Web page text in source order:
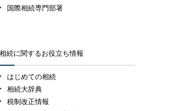
国際相続専門部署
相続に関するお役立ち情報
はじめての相続
相続大辞典
税制改正情報